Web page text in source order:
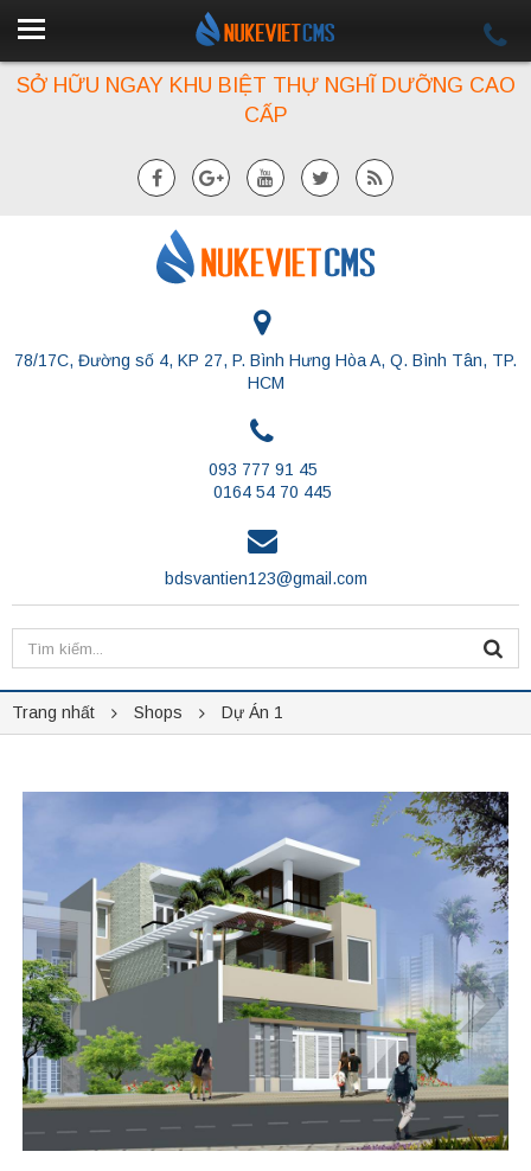
SỞ HỮU NGAY KHU BIỆT THỰ NGHĨ DƯỠNG CAO
CẤP
78/17C, Đường số 4, KP 27, P. Bình Hưng Hòa A, Q. Bình Tân, TP.
HCM
093 777 91 45
0164 54 70 445
bdsvantien123@gmail.com
Trang nhất Shops Dự Án 1